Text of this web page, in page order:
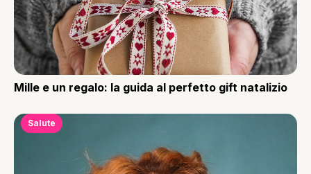
Mille e un regalo: la guida al perfetto gift natalizio
Salute